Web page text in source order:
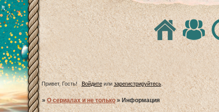
Привет, Гость! Войдитеилизарегистрируйтесь.
»О сериалах и не только »Информация